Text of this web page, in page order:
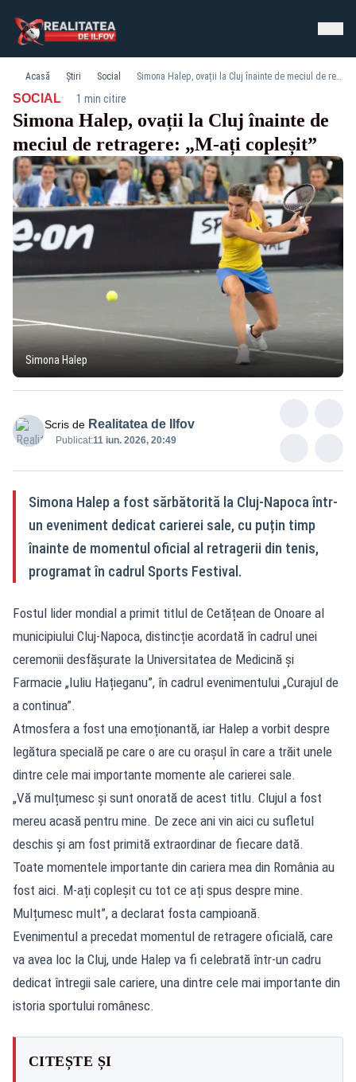
Acasă Știri Social Simona Halep, ovații la Cluj înainte de meciul de retragere: „M-ați copleșit”
SOCIAL· 1 min citire
Simona Halep, ovații la Cluj înainte de
meciul de retragere: „M-ați copleșit”
Simona Halep
Scris de Realitatea de Ilfov
Publicat:11 iun. 2026, 20:49
Simona Halep a fost sărbătorită la Cluj-Napoca într-
un eveniment dedicat carierei sale, cu puțin timp
înainte de momentul oficial al retragerii din tenis,
programat în cadrul Sports Festival.
Fostul lider mondial a primit titlul de Cetățean de Onoare al
municipiului Cluj-Napoca, distincție acordată în cadrul unei
ceremonii desfășurate la Universitatea de Medicină și
Farmacie „Iuliu Hațieganu”, în cadrul evenimentului „Curajul de
a continua”.
Atmosfera a fost una emoționantă, iar Halep a vorbit despre
legătura specială pe care o are cu orașul în care a trăit unele
dintre cele mai importante momente ale carierei sale.
„Vă mulțumesc și sunt onorată de acest titlu. Clujul a fost
mereu acasă pentru mine. De zece ani vin aici cu sufletul
deschis și am fost primită extraordinar de fiecare dată.
Toate momentele importante din cariera mea din România au
fost aici. M-ați copleșit cu tot ce ați spus despre mine.
Mulțumesc mult”, a declarat fosta campioană.
Evenimentul a precedat momentul de retragere oficială, care
va avea loc la Cluj, unde Halep va fi celebrată într-un cadru
dedicat întregii sale cariere, una dintre cele mai importante din
istoria sportului românesc.
CITEȘTE ȘI